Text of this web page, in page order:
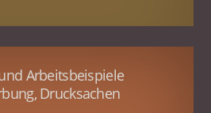
Arbeitsbeispiele
Drucksachen